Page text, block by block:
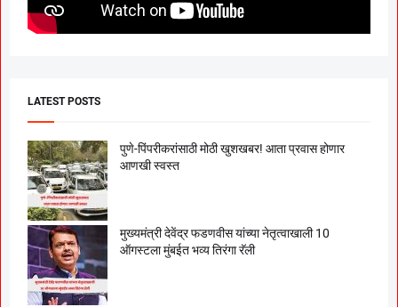
LATEST POSTS
पुणे-पिंपरीकरांसाठी मोठी खुशखबर! आता प्रवास होणार
आणखी स्वस्त
मुख्यमंत्री देवेंद्र फडणवीस यांच्या नेतृत्वाखाली 10
ऑगस्टला मुंबईत भव्य तिरंगा रॅली